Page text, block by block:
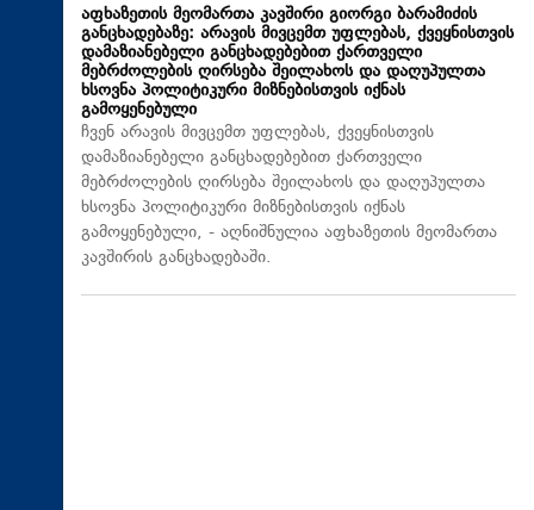
აფხაზეთის მეომართა კავშირი გიორგი ბარამიძის
განცხადებაზე: არავის მივცემთ უფლებას, ქვეყნისთვის
დამაზიანებელი განცხადებებით ქართველი
მებრძოლების ღირსება შეილახოს და დაღუპულთა
ხსოვნა პოლიტიკური მიზნებისთვის იქნას
გამოყენებული
ჩვენ არავის მივცემთ უფლებას, ქვეყნისთვის
დამაზიანებელი განცხადებებით ქართველი
მებრძოლების ღირსება შეილახოს და დაღუპულთა
ხსოვნა პოლიტიკური მიზნებისთვის იქნას
გამოყენებული, - აღნიშნულია აფხაზეთის მეომართა
კავშირის განცხადებაში.